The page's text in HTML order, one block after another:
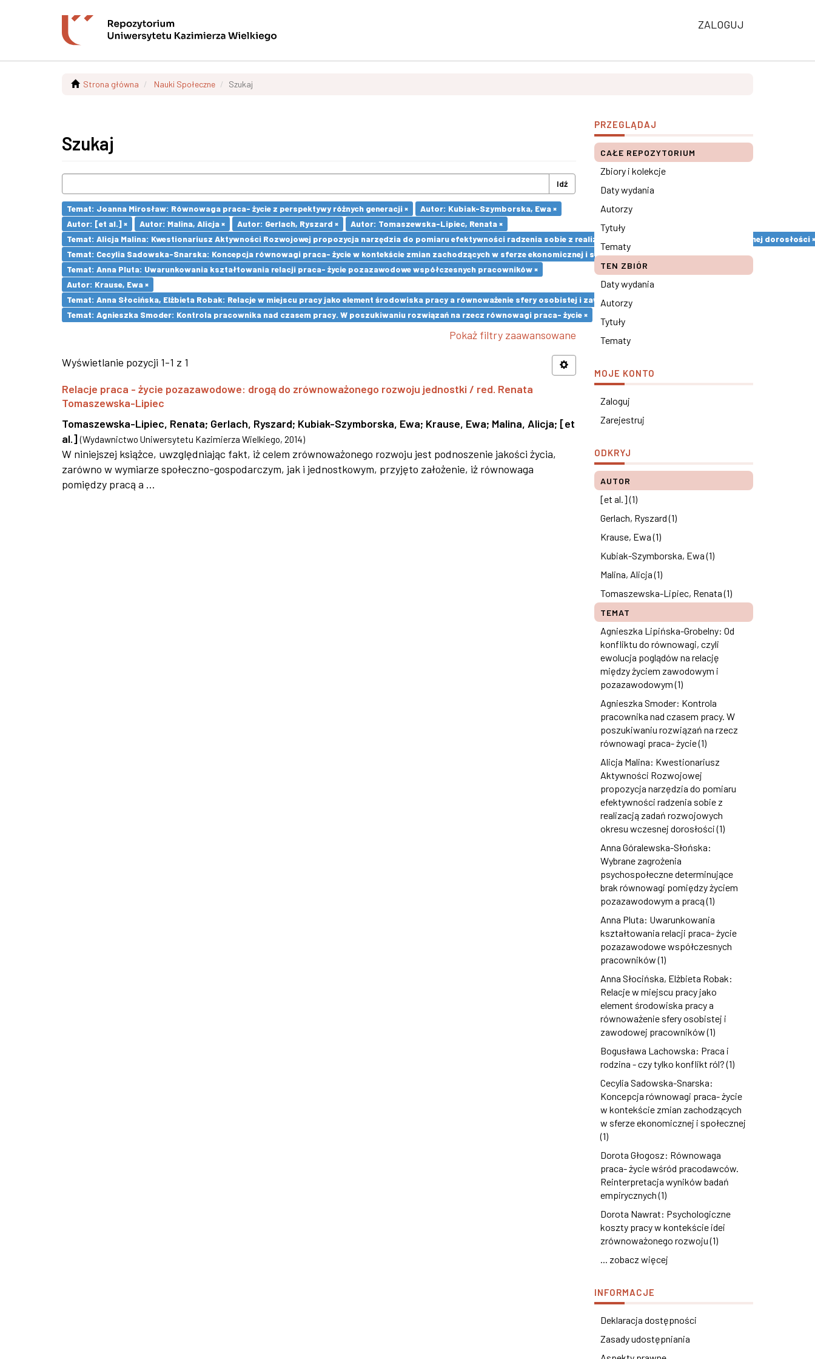
ZALOGUJ
Strona główna Nauki Społeczne Szukaj
Szukaj
Idź
Temat: Joanna Mirosław: Równowaga praca- życie z perspektywy różnych generacji ×
Autor: Kubiak-Szymborska, Ewa ×
Autor: [et al.] ×
Autor: Malina, Alicja × Autor: Gerlach, Ryszard ×
Autor: Tomaszewska-Lipiec, Renata ×
Temat: Alicja Malina: Kwestionariusz Aktywności Rozwojowej propozycja narzędzia do pomiaru efektywności radzenia sobie z realizacją zadań rozwojowych okresu wczesnej dorosłości ×
Temat: Cecylia Sadowska-Snarska: Koncepcja równowagi praca- życie w kontekście zmian zachodzących w sferze ekonomicznej i społecznej ×
Temat: Anna Pluta: Uwarunkowania kształtowania relacji praca- życie pozazawodowe współczesnych pracowników ×
Autor: Krause, Ewa ×
Temat: Anna Słocińska, Elżbieta Robak: Relacje w miejscu pracy jako element środowiska pracy a równoważenie sfery osobistej i zawodowej pracowników ×
Temat: Agnieszka Smoder: Kontrola pracownika nad czasem pracy. W poszukiwaniu rozwiązań na rzecz równowagi praca- życie ×
Pokaż filtry zaawansowane
Wyświetlanie pozycji 1-1 z 1
Relacje praca - życie pozazawodowe: drogą do zrównoważonego rozwoju jednostki / red. Renata
Tomaszewska-Lipiec
Tomaszewska-Lipiec, Renata; Gerlach, Ryszard; Kubiak-Szymborska, Ewa; Krause, Ewa; Malina, Alicja; [et
al.] (Wydawnictwo Uniwersytetu Kazimierza Wielkiego, 2014)
W niniejszej książce, uwzględniając fakt, iż celem zrównoważonego rozwoju jest podnoszenie jakości życia,
zarówno w wymiarze społeczno-gospodarczym, jak i jednostkowym, przyjęto założenie, iż równowaga
pomiędzy pracą a ...
PRZEGLĄDAJ
CAŁE REPOZYTORIUM
Zbiory i kolekcje
Daty wydania
Autorzy
Tytuły
Tematy
TEN ZBIÓR
Daty wydania
Autorzy
Tytuły
Tematy
MOJE KONTO
Zaloguj
Zarejestruj
ODKRYJ
AUTOR
[et al.] (1)
Gerlach, Ryszard (1)
Krause, Ewa (1)
Kubiak-Szymborska, Ewa (1)
Malina, Alicja (1)
Tomaszewska-Lipiec, Renata (1)
TEMAT
Agnieszka Lipińska-Grobelny: Od
konfliktu do równowagi, czyli
ewolucja poglądów na relację
między życiem zawodowym i
pozazawodowym (1)
Agnieszka Smoder: Kontrola
pracownika nad czasem pracy. W
poszukiwaniu rozwiązań na rzecz
równowagi praca- życie (1)
Alicja Malina: Kwestionariusz
Aktywności Rozwojowej
propozycja narzędzia do pomiaru
efektywności radzenia sobie z
realizacją zadań rozwojowych
okresu wczesnej dorosłości (1)
Anna Góralewska-Słońska:
Wybrane zagrożenia
psychospołeczne determinujące
brak równowagi pomiędzy życiem
pozazawodowym a pracą (1)
Anna Pluta: Uwarunkowania
kształtowania relacji praca- życie
pozazawodowe współczesnych
pracowników (1)
Anna Słocińska, Elżbieta Robak:
Relacje w miejscu pracy jako
element środowiska pracy a
równoważenie sfery osobistej i
zawodowej pracowników (1)
Bogusława Lachowska: Praca i
rodzina - czy tylko konflikt ról? (1)
Cecylia Sadowska-Snarska:
Koncepcja równowagi praca- życie
w kontekście zmian zachodzących
w sferze ekonomicznej i społecznej
(1)
Dorota Głogosz: Równowaga
praca- życie wśród pracodawców.
Reinterpretacja wyników badań
empirycznych (1)
Dorota Nawrat: Psychologiczne
koszty pracy w kontekście idei
zrównoważonego rozwoju (1)
... zobacz więcej
INFORMACJE
Deklaracja dostępności
Zasady udostępniania